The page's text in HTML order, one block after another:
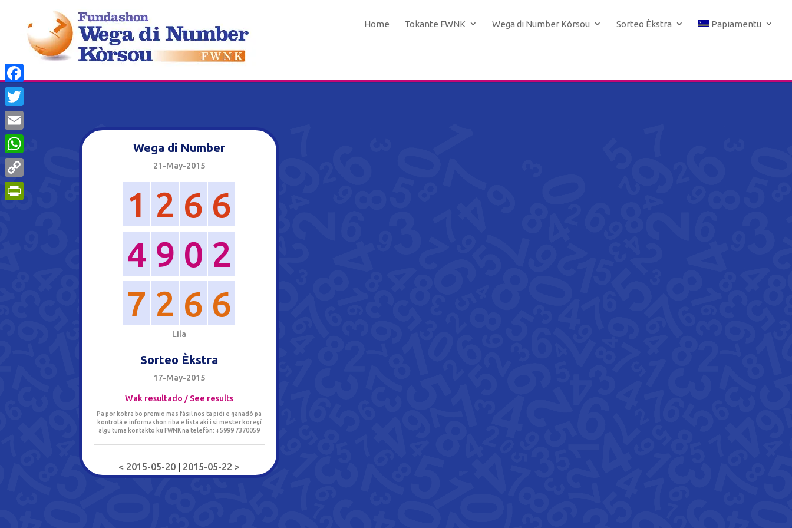
Home Tokante FWNK Wega di Number Kòrsou Sorteo Èkstra Papiamentu
Wega di Number
21-May-2015
1 2 6 6
4 9 0 2
7 2 6 6
Lila
Sorteo Èkstra
17-May-2015
Wak resultado / See results
Pa por kobra bo premio mas fásil nos ta pidi e ganadó pa
kontrolá e informashon riba e lista aki i si mester koregí
algu tuma kontakto ku FWNK na telefòn: +5999 7370059
< 2015-05-20 2015-05-22 >
Facebook
Twitter
Email
WhatsApp
Copy